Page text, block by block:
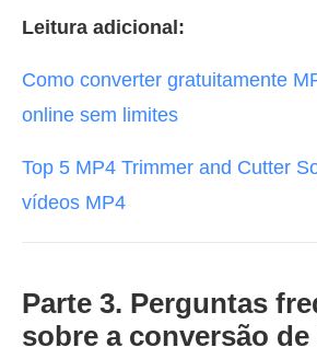
Leitura adicional:
Como converter gratuitamente
online sem limites
Top 5 MP4 Trimmer and Cutter
vídeos MP4
Parte 3. Perguntas
sobre a conversão de